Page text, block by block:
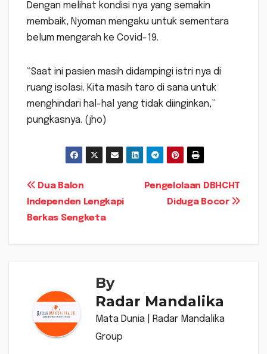
Dengan melihat kondisi nya yang semakin
membaik, Nyoman mengaku untuk sementara
belum mengarah ke Covid-19.
“Saat ini pasien masih didampingi istri nya di
ruang isolasi. Kita masih taro di sana untuk
menghindari hal-hal yang tidak diinginkan,”
pungkasnya. (jho)
Navigasi
pos
Pengelolaan DBHCHT
Diduga Bocor
Dua Balon
Independen Lengkapi
Berkas Sengketa
By
Radar Mandalika
Mata Dunia | Radar Mandalika
Group